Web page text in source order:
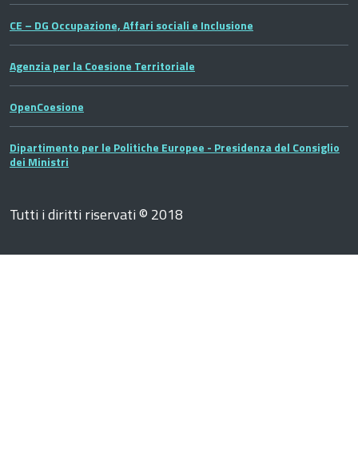
CE – DG Occupazione, Affari sociali e Inclusione
Agenzia per la Coesione Territoriale
OpenCoesione
Dipartimento per le Politiche Europee - Presidenza del Consiglio
dei Ministri
Tutti i diritti riservati © 2018